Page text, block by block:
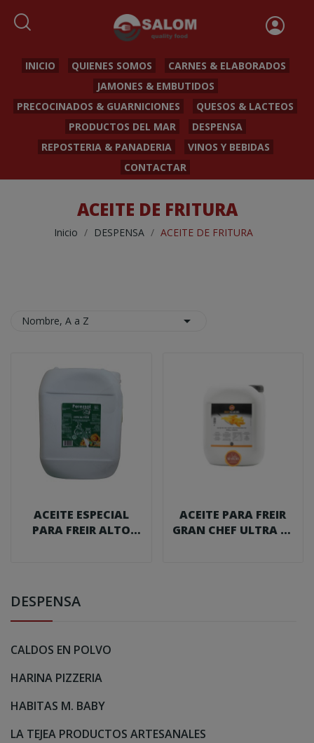
INICIO QUIENES SOMOS
CARNES & ELABORADOS
JAMONES & EMBUTIDOS
PRECOCINADOS & GUARNICIONES
QUESOS & LACTEOS
PRODUCTOS DEL MAR
DESPENSA
REPOSTERIA & PANADERIA
VINOS Y BEBIDAS
CONTACTAR
ACEITE DE FRITURA
Inicio DESPENSA ACEITE DE FRITURA
DESPENSA
CALDOS EN POLVO
HARINA PIZZERIA
HABITAS M. BABY
LA TEJEA PRODUCTOS ARTESANALES
Nombre, A a Z 
ACEITE ESPECIAL
PARA FREIR ALTO
ACEITE PARA FREIR
GRAN CHEF ULTRA 10